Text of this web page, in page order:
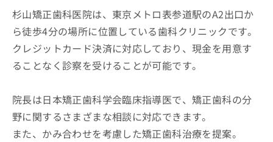
杉山矯正歯科医院は、東京メトロ表参道駅のA2出口か
ら徒歩4分の場所に位置している歯科クリニックです。
クレジットカード決済に対応しており、現金を用意す
ることなく診察を受けることが可能です。
院長は日本矯正歯科学会臨床指導医で、矯正歯科の分
野に関するさまざまな相談に対応できます。
また、かみ合わせを考慮した矯正歯科治療を提案。